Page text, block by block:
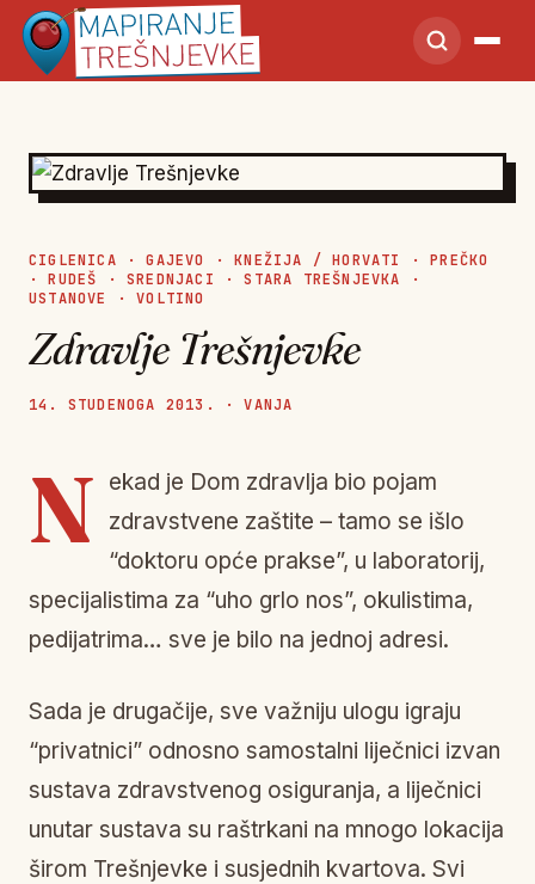
CIGLENICA ·GAJEVO ·KNEŽIJA / HORVATI ·PREČKO
·RUDEŠ ·SREDNJACI ·STARA TREŠNJEVKA
·
USTANOVE
·VOLTINO
Zdravlje Trešnjevke
14. STUDENOGA 2013. · VANJA
N
ekad je Dom zdravlja bio pojam
zdravstvene zaštite – tamo se išlo
“doktoru opće prakse”, u laboratorij,
specijalistima za “uho grlo nos”, okulistima,
pedijatrima… sve je bilo na jednoj adresi.
Sada je drugačije, sve važniju ulogu igraju
“privatnici” odnosno samostalni liječnici izvan
sustava zdravstvenog osiguranja, a liječnici
unutar sustava su raštrkani na mnogo lokacija
širom Trešnjevke i susjednih kvartova. Svi